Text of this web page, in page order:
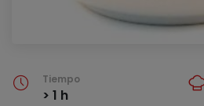
Tiempo
> 1 h